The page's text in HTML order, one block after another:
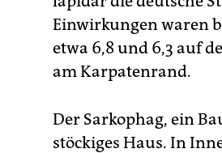
Einwirkungen waren
etwa 6,8 und 6,3 auf
am Karpatenrand.
Der Sarkophag, ein
stöckiges Haus. In